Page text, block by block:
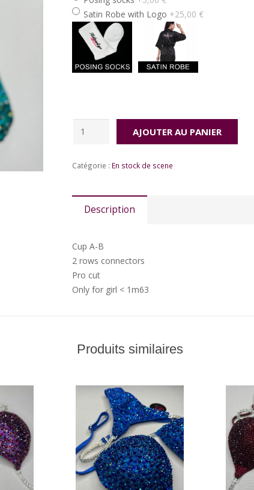
Satin Robe with Logo +25,00 €
garden
AJOUTER AU PANIER
Catégorie : En stock de scene
Description
Cup A-B
2 rows connectors
Pro cut
Only for girl < 1m63
Produits similaires